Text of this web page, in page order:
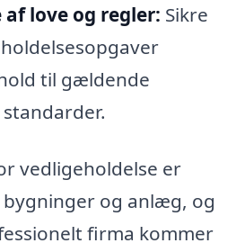
love og regler: Sikre
til gældende
vedligeholdelse er
og anlæg, og
firma kommer